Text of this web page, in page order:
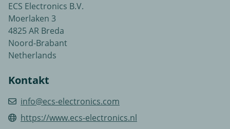
ECS Electronics B.V.
Moerlaken 3
4825 AR Breda
Noord-Brabant
Netherlands
Kontakt
info@ecs-electronics.com
https://www.ecs-electronics.nl